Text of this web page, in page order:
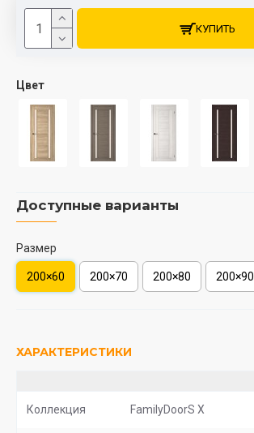
Цвет
Доступные варианты
Размер
200×60 200×70 200×80 200×90
КУПИТЬ
ХАРАКТЕРИСТИКИ
Коллекция FamilyDoorS X